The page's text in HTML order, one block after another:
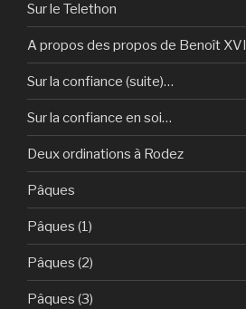
Sur le Telethon
A propos des propos de Benoît XVI
Sur la confiance (suite)…
Sur la confiance en soi…
Deux ordinations à Rodez
Pâques
Pâques (1)
Pâques (2)
Pâques (3)